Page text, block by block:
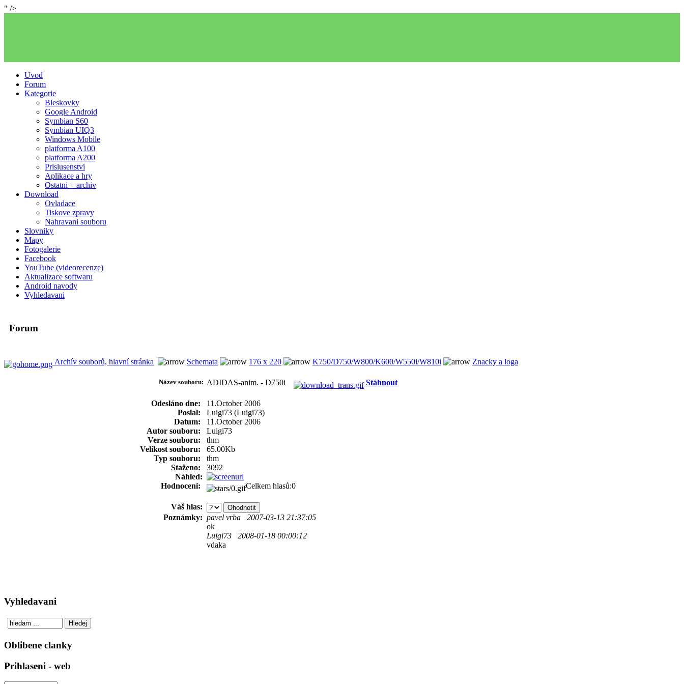
" />
Uvod
Forum
Kategorie
Bleskovky
Google Android
Symbian S60
Symbian UIQ3
Windows Mobile
platforma A100
platforma A200
Prislusenstvi
Aplikace a hry
Ostatni + archiv
Download
Ovladace
Tiskove zpravy
Nahravani souboru
Slovniky
Mapy
Fotogalerie
Facebook
YouTube (videorecenze)
Aktualizace softwaru
Android navody
Vyhledavani
Forum
Archív souborů, hlavní stránka Schemata 176 x 220 K750/D750/W800/K600/W550i/W810i Znacky a loga
Název souboru: ADIDAS-anim. - D750i Stáhnout
Odesláno dne:
11.October 2006
Poslal:
Luigi73 (Luigi73)
Datum:
11.October 2006
Autor souboru:
Luigi73
Verze souboru:
thm
Velikost souboru:
65.00Kb
Typ souboru:
thm
Staženo:
3092
Náhled:
Hodnocení:
Celkem hlasů:0
Váš hlas:
Poznámky: pavel vrba 2007-03-13 21:37:05
ok
Luigi73 2008-01-18 00:00:12
vdaka
Vyhledavani
Oblibene clanky
Prihlaseni - web